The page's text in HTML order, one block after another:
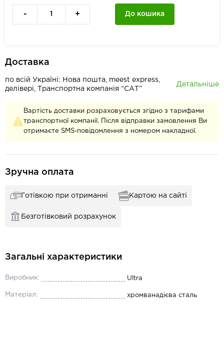
- + До кошика
Доставка
по всій Україні: Нова пошта, meest express,
делівері, Транспортна компанія “САТ”
Детальніше
Вартість доставки розраховується згідно з тарифами
транспортної компанії. Після відправки замовлення Ви
отримаєте SMS-повідомлення з номером накладної.
Зручна оплата
Готівкою при отриманні Картою на сайті
Безготівковий розрахунок
Загальні характеристики
Виробник: Ultra
Матеріал: хромванадієва сталь